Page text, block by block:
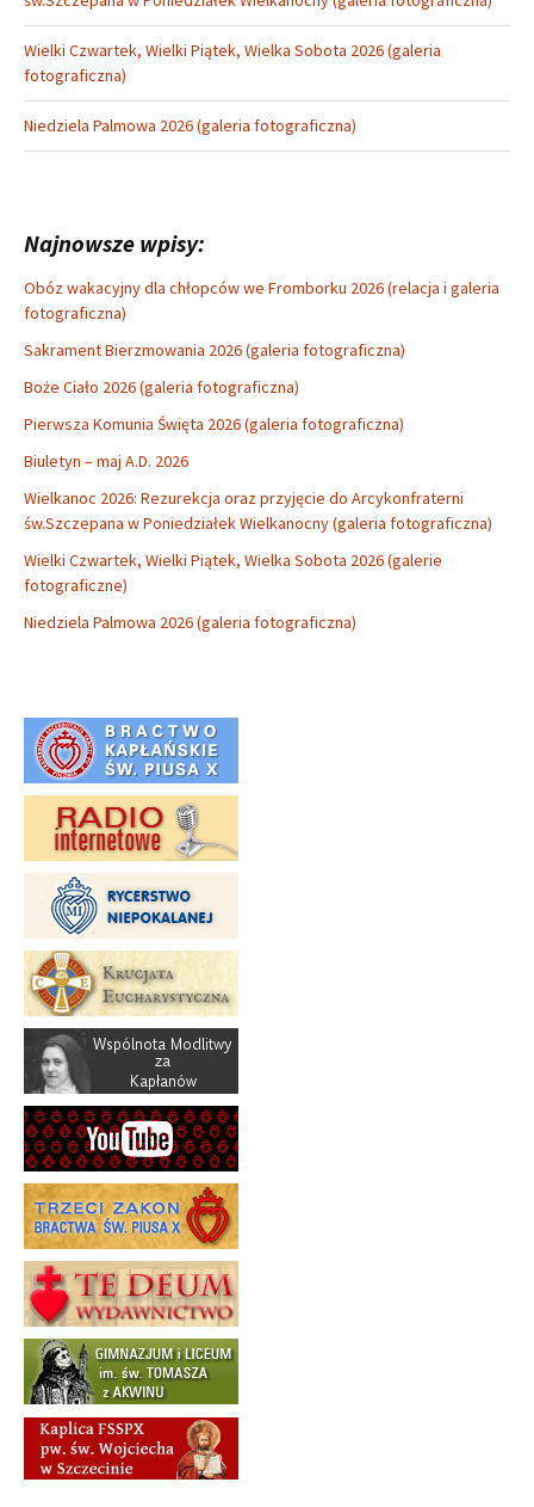
Wielki Czwartek, Wielki Piątek, Wielka Sobota 2026 (galeria
fotograficzna)
Niedziela Palmowa 2026 (galeria fotograficzna)
Najnowsze wpisy:
Obóz wakacyjny dla chłopców we Fromborku 2026 (relacja i galeria
fotograficzna)
Sakrament Bierzmowania 2026 (galeria fotograficzna)
Boże Ciało 2026 (galeria fotograficzna)
Pierwsza Komunia Święta 2026 (galeria fotograficzna)
Biuletyn – maj A.D. 2026
Wielkanoc 2026: Rezurekcja oraz przyjęcie do Arcykonfraterni
św.Szczepana w Poniedziałek Wielkanocny (galeria fotograficzna)
Wielki Czwartek, Wielki Piątek, Wielka Sobota 2026 (galerie
fotograficzne)
Niedziela Palmowa 2026 (galeria fotograficzna)